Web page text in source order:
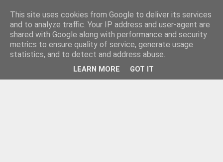
This site uses cookies from Google to deliver its services
and to analyze traffic. Your IP address and user-agent are
shared with Google along with performance and security
metrics to ensure quality of service, generate usage
statistics, and to detect and address abuse.
LEARN MORE GOT IT